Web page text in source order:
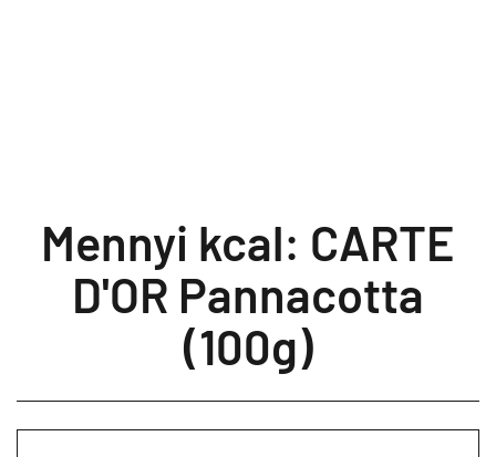
Mennyi kcal: CARTE
D'OR Pannacotta
(100g)